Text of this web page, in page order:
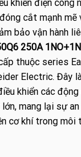
khiển điện công
cắt mạnh mẽ
bảo vận hành
250A
thuộc series
Electric. Đây
khiển các
mang lại sự
cơ khí trong môi